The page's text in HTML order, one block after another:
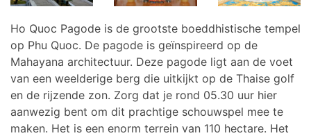
Ho Quoc Pagode is de grootste boeddhistische tempel
op Phu Quoc. De pagode is geïnspireerd op de
Mahayana architectuur. Deze pagode ligt aan de voet
van een weelderige berg die uitkijkt op de Thaise golf
en de rijzende zon. Zorg dat je rond 05.30 uur hier
aanwezig bent om dit prachtige schouwspel mee te
maken. Het is een enorm terrein van 110 hectare. Het